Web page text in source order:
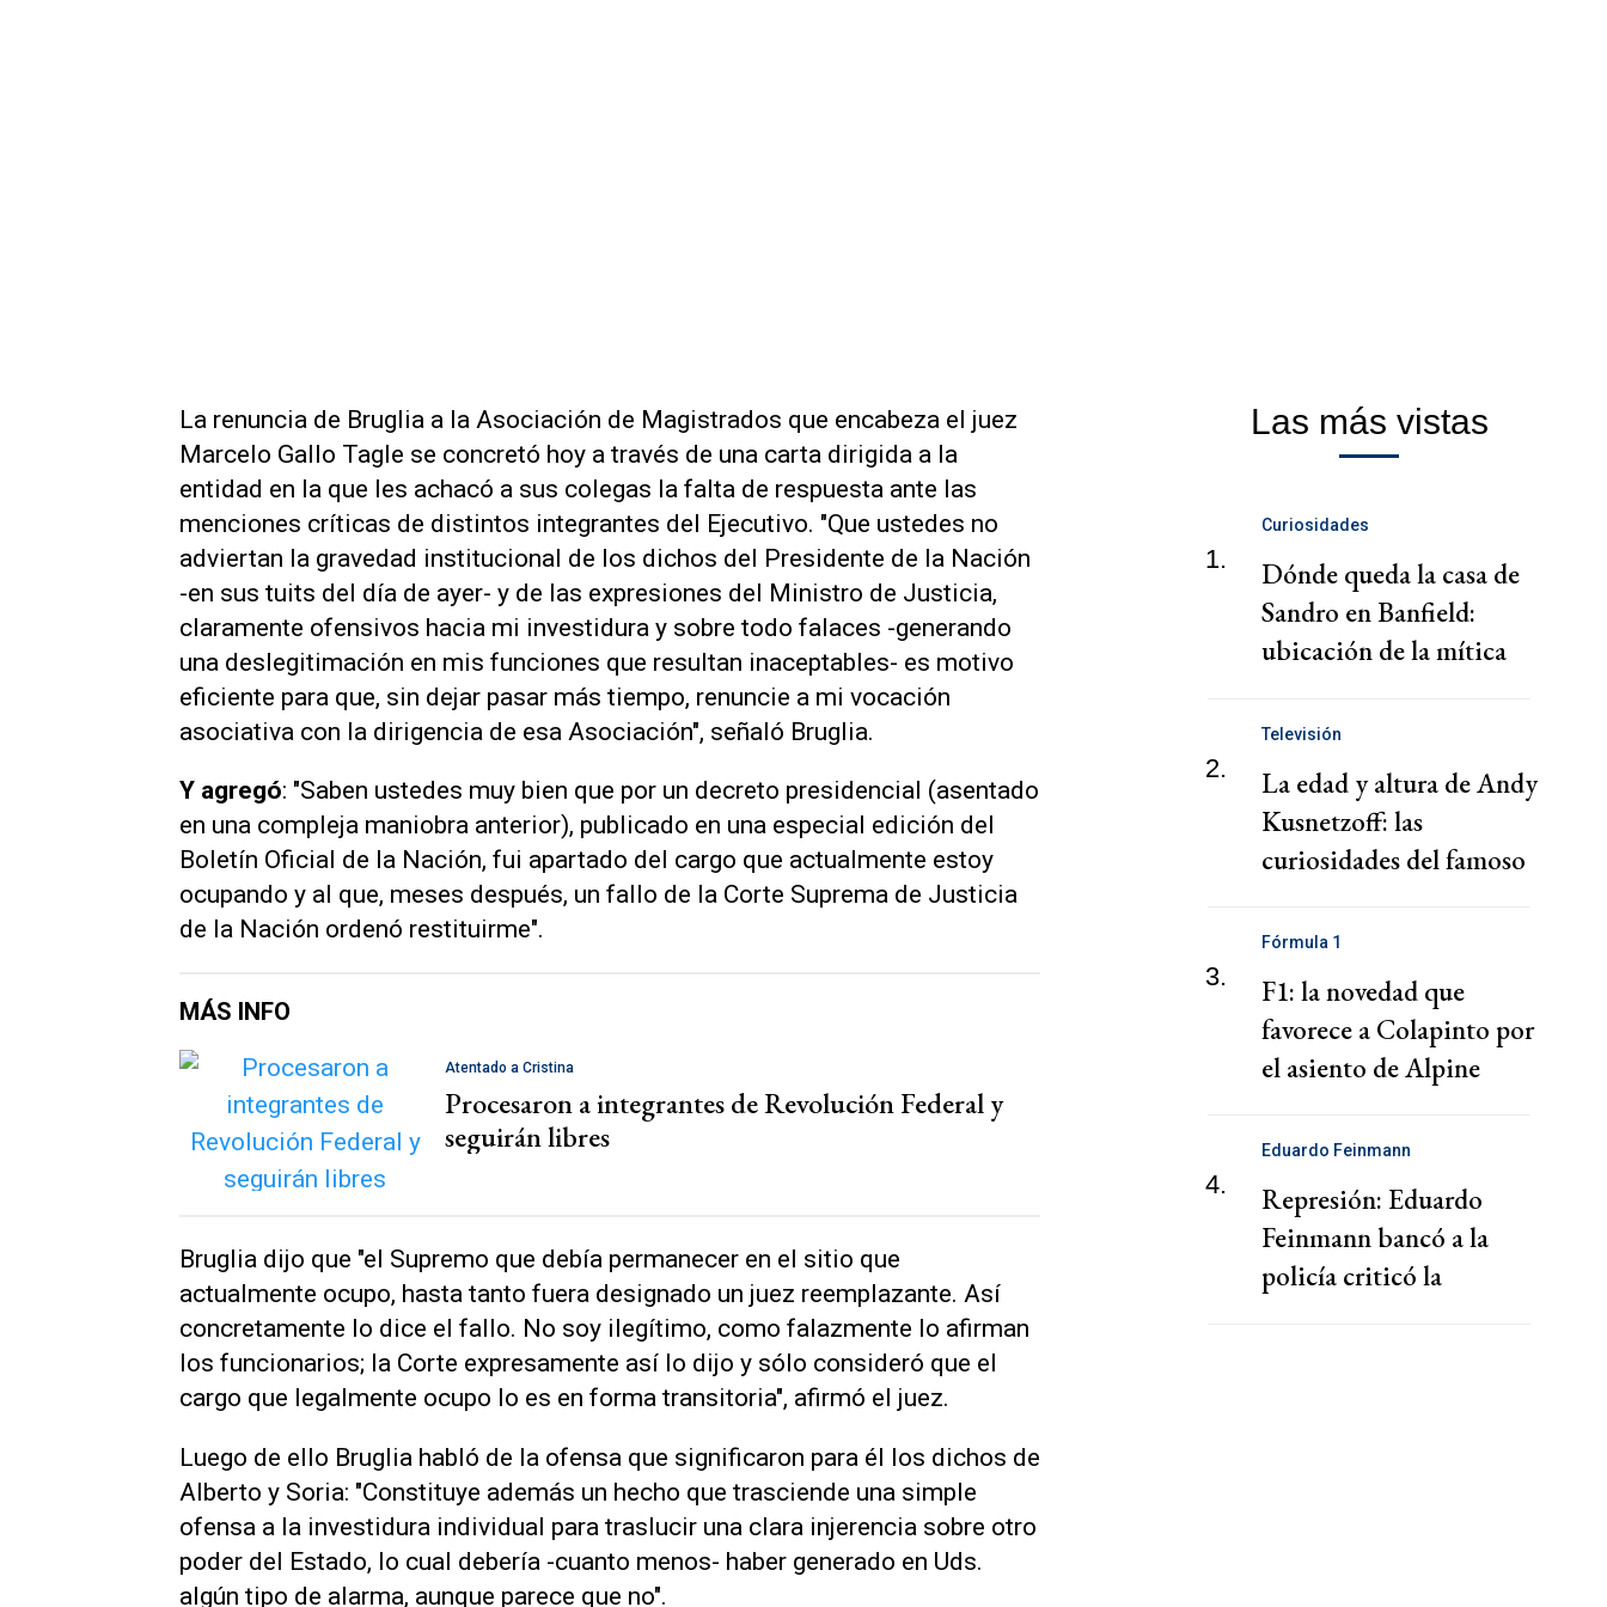
La renuncia de Bruglia a la Asociación de Magistrados que encabeza el juez
Marcelo Gallo Tagle se concretó hoy a través de una carta dirigida a la
entidad en la que les achacó a sus colegas la falta de respuesta ante las
menciones críticas de distintos integrantes del Ejecutivo. "Que ustedes no
adviertan la gravedad institucional de los dichos del Presidente de la Nación
-en sus tuits del día de ayer- y de las expresiones del Ministro de Justicia,
claramente ofensivos hacia mi investidura y sobre todo falaces -generando
una deslegitimación en mis funciones que resultan inaceptables- es motivo
eficiente para que, sin dejar pasar más tiempo, renuncie a mi vocación
asociativa con la dirigencia de esa Asociación", señaló Bruglia.
Y agregó: "Saben ustedes muy bien que por un decreto presidencial (asentado
en una compleja maniobra anterior), publicado en una especial edición del
Boletín Oficial de la Nación, fui apartado del cargo que actualmente estoy
ocupando y al que, meses después, un fallo de la Corte Suprema de Justicia
de la Nación ordenó restituirme".
MÁS INFO
Atentado a Cristina
Procesaron a integrantes de Revolución Federal y
seguirán libres
Bruglia dijo que "el Supremo que debía permanecer en el sitio que
actualmente ocupo, hasta tanto fuera designado un juez reemplazante. Así
concretamente lo dice el fallo. No soy ilegítimo, como falazmente lo afirman
los funcionarios; la Corte expresamente así lo dijo y sólo consideró que el
cargo que legalmente ocupo lo es en forma transitoria", afirmó el juez.
Luego de ello Bruglia habló de la ofensa que significaron para él los dichos de
Alberto y Soria: "Constituye además un hecho que trasciende una simple
ofensa a la investidura individual para traslucir una clara injerencia sobre otro
poder del Estado, lo cual debería -cuanto menos- haber generado en Uds.
algún tipo de alarma, aunque parece que no".
Las más vistas
1.
Curiosidades
Dónde queda la casa de
Sandro en Banfield:
ubicación de la mítica
2.
Televisión
La edad y altura de Andy
Kusnetzoff: las
curiosidades del famoso
3.
Fórmula 1
F1: la novedad que
favorece a Colapinto por
el asiento de Alpine
4.
Eduardo Feinmann
Represión: Eduardo
Feinmann bancó a la
policía criticó la